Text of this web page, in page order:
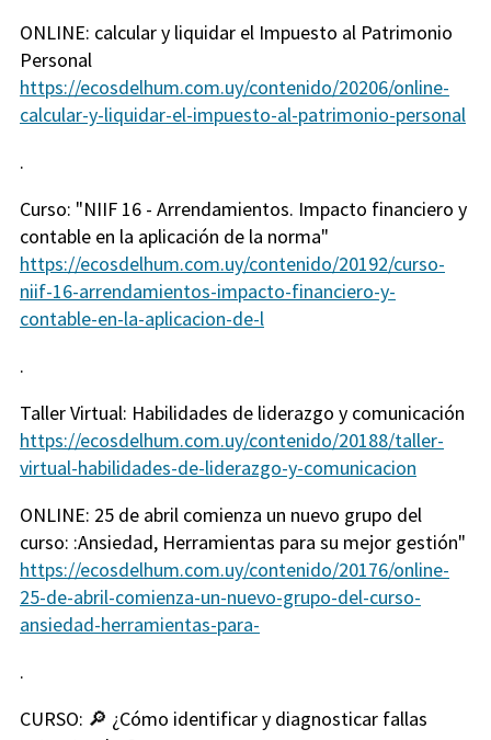
ONLINE: calcular y liquidar el Impuesto al Patrimonio
Personal
https://ecosdelhum.com.uy/contenido/20206/online-
calcular-y-liquidar-el-impuesto-al-patrimonio-personal
.
Curso: "NIIF 16 - Arrendamientos. Impacto financiero y
contable en la aplicación de la norma"
https://ecosdelhum.com.uy/contenido/20192/curso-
niif-16-arrendamientos-impacto-financiero-y-
contable-en-la-aplicacion-de-l
.
Taller Virtual: Habilidades de liderazgo y comunicación
https://ecosdelhum.com.uy/contenido/20188/taller-
virtual-habilidades-de-liderazgo-y-comunicacion
ONLINE: 25 de abril comienza un nuevo grupo del
curso: :Ansiedad, Herramientas para su mejor gestión"
https://ecosdelhum.com.uy/contenido/20176/online-
25-de-abril-comienza-un-nuevo-grupo-del-curso-
ansiedad-herramientas-para-
.
CURSO: 🔎 ¿Cómo identificar y diagnosticar fallas